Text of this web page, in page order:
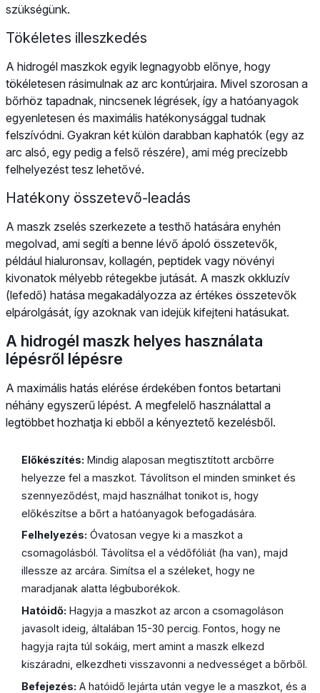
szükségünk.
Tökéletes illeszkedés
A hidrogél maszkok egyik legnagyobb előnye, hogy
tökéletesen rásimulnak az arc kontúrjaira. Mivel szorosan a
bőrhöz tapadnak, nincsenek légrések, így a hatóanyagok
egyenletesen és maximális hatékonysággal tudnak
felszívódni. Gyakran két külön darabban kaphatók (egy az
arc alsó, egy pedig a felső részére), ami még precízebb
felhelyezést tesz lehetővé.
Hatékony összetevő-leadás
A maszk zselés szerkezete a testhő hatására enyhén
megolvad, ami segíti a benne lévő ápoló összetevők,
például hialuronsav, kollagén, peptidek vagy növényi
kivonatok mélyebb rétegekbe jutását. A maszk okkluzív
(lefedő) hatása megakadályozza az értékes összetevők
elpárolgását, így azoknak van idejük kifejteni hatásukat.
A hidrogél maszk helyes használata
lépésről lépésre
A maximális hatás elérése érdekében fontos betartani
néhány egyszerű lépést. A megfelelő használattal a
legtöbbet hozhatja ki ebből a kényeztető kezelésből.
Előkészítés: Mindig alaposan megtisztított arcbőrre
helyezze fel a maszkot. Távolítson el minden sminket és
szennyeződést, majd használhat tonikot is, hogy
előkészítse a bőrt a hatóanyagok befogadására.
Felhelyezés: Óvatosan vegye ki a maszkot a
csomagolásból. Távolítsa el a védőfóliát (ha van), majd
illessze az arcára. Simítsa el a széleket, hogy ne
maradjanak alatta légbuborékok.
Hatóidő: Hagyja a maszkot az arcon a csomagoláson
javasolt ideig, általában 15-30 percig. Fontos, hogy ne
hagyja rajta túl sokáig, mert amint a maszk elkezd
kiszáradni, elkezdheti visszavonni a nedvességet a bőrből.
Befejezés: A hatóidő lejárta után vegye le a maszkot, és a